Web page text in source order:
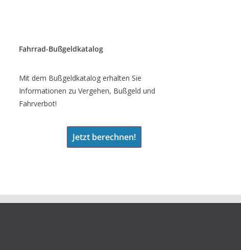
Fahrrad-Bußgeldkatalog
Mit dem Bußgeldkatalog erhalten Sie
Informationen zu Vergehen, Bußgeld und
Fahrverbot!
Jetzt berechnen!